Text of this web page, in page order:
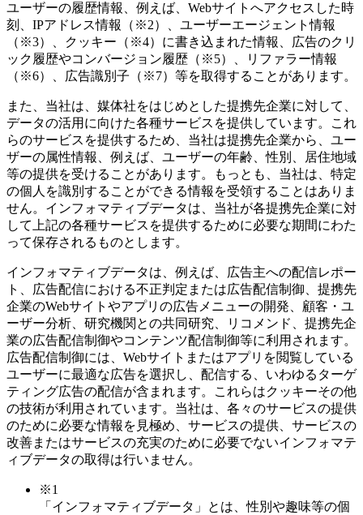
ユーザーの履歴情報、例えば、Webサイトへアクセスした時
刻、IPアドレス情報（※2）、ユーザーエージェント情報
（※3）、クッキー（※4）に書き込まれた情報、広告のクリ
ック履歴やコンバージョン履歴（※5）、リファラー情報
（※6）、広告識別子（※7）等を取得することがあります。
また、当社は、媒体社をはじめとした提携先企業に対して、
データの活用に向けた各種サービスを提供しています。これ
らのサービスを提供するため、当社は提携先企業から、ユー
ザーの属性情報、例えば、ユーザーの年齢、性別、居住地域
等の提供を受けることがあります。もっとも、当社は、特定
の個人を識別することができる情報を受領することはありま
せん。インフォマティブデータは、当社が各提携先企業に対
して上記の各種サービスを提供するために必要な期間にわた
って保存されるものとします。
インフォマティブデータは、例えば、広告主への配信レポー
ト、広告配信における不正判定または広告配信制御、提携先
企業のWebサイトやアプリの広告メニューの開発、顧客・ユ
ーザー分析、研究機関との共同研究、リコメンド、提携先企
業の広告配信制御やコンテンツ配信制御等に利用されます。
広告配信制御には、Webサイトまたはアプリを閲覧している
ユーザーに最適な広告を選択し、配信する、いわゆるターゲ
ティング広告の配信が含まれます。これらはクッキーその他
の技術が利用されています。当社は、各々のサービスの提供
のために必要な情報を見極め、サービスの提供、サービスの
改善またはサービスの充実のために必要でないインフォマテ
ィブデータの取得は行いません。
※1
「インフォマティブデータ」とは、性別や趣味等の個